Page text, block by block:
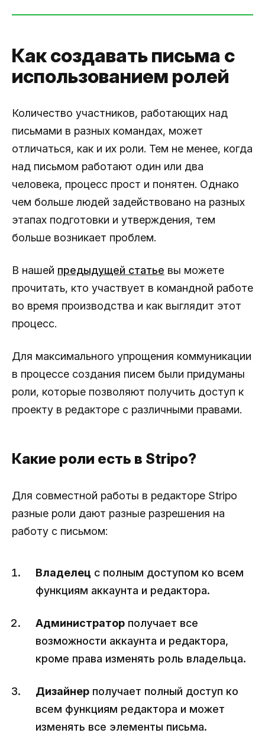
Как создавать письма с
использованием ролей
Количество участников, работающих над
письмами в разных командах, может
отличаться, как и их роли. Тем не менее, когда
над письмом работают один или два
человека, процесс прост и понятен. Однако
чем больше людей задействовано на разных
этапах подготовки и утверждения, тем
больше возникает проблем.
В нашей предыдущей статье вы можете
прочитать, кто участвует в командной работе
во время производства и как выглядит этот
процесс.
Для максимального упрощения коммуникации
в процессе создания писем были придуманы
роли, которые позволяют получить доступ к
проекту в редакторе с различными правами.
Какие роли есть в Stripo?
Для совместной работы в редакторе Stripo
разные роли дают разные разрешения на
работу с письмом:
Владелец с полным доступом ко всем
функциям аккаунта и редактора.
Администратор получает все
возможности аккаунта и редактора,
кроме права изменять роль владельца.
Дизайнер получает полный доступ ко
всем функциям редактора и может
изменять все элементы письма.